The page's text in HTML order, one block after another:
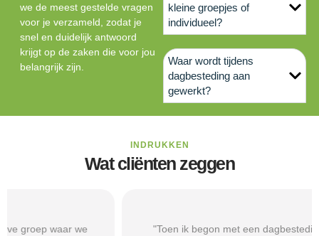
we de meest gestelde vragen
voor je verzameld, zodat je
snel en duidelijk antwoord
krijgt op de zaken die voor jou
belangrijk zijn.
kleine groepjes of
individueel?
Waar wordt tijdens
dagbesteding aan
gewerkt?
INDRUKKEN
Wat cliënten zeggen
"Toen ik begon met een dagbestedingsplek gericht op